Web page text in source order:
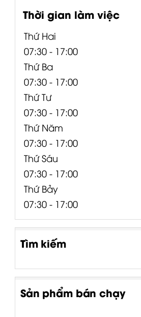
Thời gian làm việc
Thứ Hai
07:30 - 17:00
Thứ Ba
07:30 - 17:00
Thứ Tư
07:30 - 17:00
Thứ Năm
07:30 - 17:00
Thứ Sáu
07:30 - 17:00
Thứ Bảy
07:30 - 17:00
Tìm kiếm
Sản phẩm bán chạy